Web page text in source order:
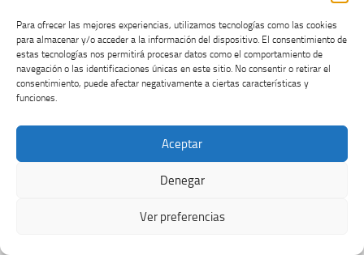
Para ofrecer las mejores experiencias, utilizamos tecnologías como las cookies
para almacenar y/o acceder a la información del dispositivo. El consentimiento de
estas tecnologías nos permitirá procesar datos como el comportamiento de
navegación o las identificaciones únicas en este sitio. No consentir o retirar el
consentimiento, puede afectar negativamente a ciertas características y
funciones.
Aceptar
Denegar
Ver preferencias
Španja
Spotify
Srbija
Stefan Raab
Suecia
Suíça